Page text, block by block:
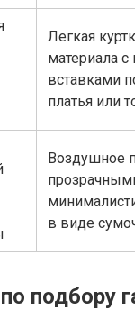
Легкая
материала
вставками
платья или
Воздушное
в виде
подбору